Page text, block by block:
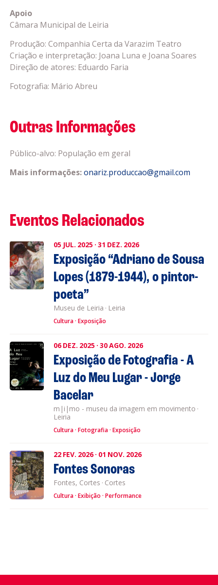
Apoio
Câmara Municipal de Leiria
Produção: Companhia Certa da Varazim Teatro
Criação e interpretação: Joana Luna e Joana Soares
Direção de atores: Eduardo Faria
Fotografia: Mário Abreu
Outras Informações
Público-alvo: População em geral
Mais informações:onariz.produccao@gmail.com
Eventos Relacionados
05 JUL. 2025 · 31 DEZ. 2026
Exposição “Adriano de Sousa
Lopes (1879-1944), o pintor-
poeta”
Museu de Leiria · Leiria
Cultura Exposição
06 DEZ. 2025 · 30AGO. 2026
Exposição de Fotografia - A
Luz do Meu Lugar - Jorge
Bacelar
m|i|mo - museu da imagem em movimento ·
Leiria
Cultura Fotografia Exposição
22 FEV. 2026 · 01 NOV. 2026
Fontes Sonoras
Fontes, Cortes · Cortes
Cultura Exibição Performance